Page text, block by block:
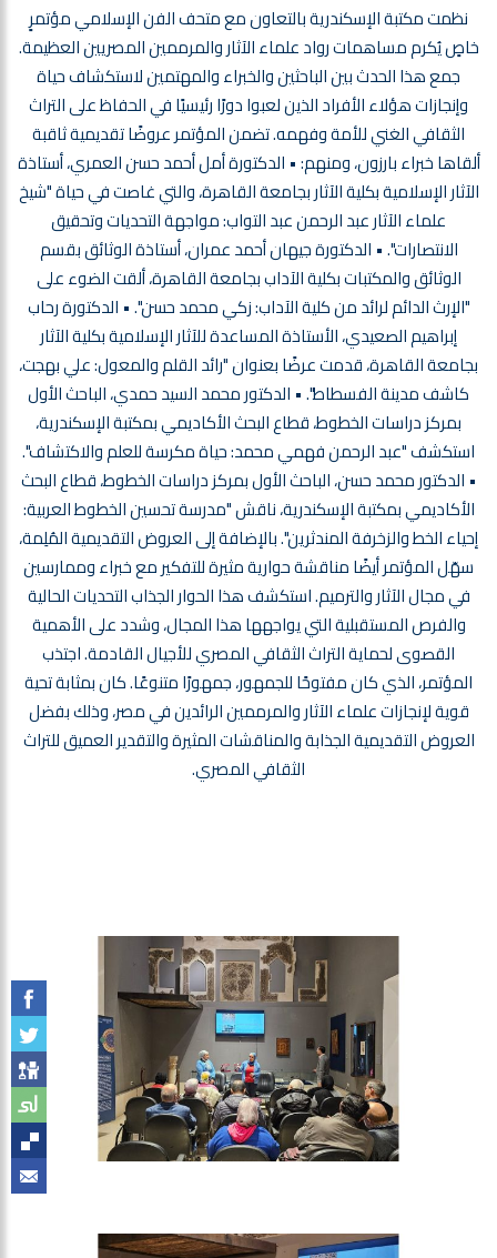
نظمت مكتبة الإسكندرية بالتعاون مع متحف الفن الإسلامي مؤتمرٍ
خاصٍ يُكرم مساهمات رواد علماء الآثار والمرممين المصريين العظيمة.
جمع هذا الحدث بين الباحثين والخبراء والمهتمين لاستكشاف حياة
وإنجازات هؤلاء الأفراد الذين لعبوا دورًا رئيسيًا في الحفاظ على التراث
الثقافي الغني للأمة وفهمه. تضمن المؤتمر عروضًا تقديمية ثاقبة
ألقاها خبراء بارزون، ومنهم: • الدكتورة أمل أحمد حسن العمري، أستاذة
الآثار الإسلامية بكلية الآثار بجامعة القاهرة، والتي غاصت في حياة "شيخ
علماء الآثار عبد الرحمن عبد التواب: مواجهة التحديات وتحقيق
الانتصارات". • الدكتورة جيهان أحمد عمران، أستاذة الوثائق بقسم
الوثائق والمكتبات بكلية الآداب بجامعة القاهرة، ألقت الضوء على
"الإرث الدائم لرائد من كلية الآداب: زكي محمد حسن". • الدكتورة رحاب
إبراهيم الصعيدي، الأستاذة المساعدة للآثار الإسلامية بكلية الآثار
بجامعة القاهرة، قدمت عرضًا بعنوان "رائد القلم والمعول: علي بهجت،
كاشف مدينة الفسطاط". • الدكتور محمد السيد حمدي، الباحث الأول
بمركز دراسات الخطوط، قطاع البحث الأكاديمي بمكتبة الإسكندرية،
استكشف "عبد الرحمن فهمي محمد: حياة مكرسة للعلم والاكتشاف".
• الدكتور محمد حسن، الباحث الأول بمركز دراسات الخطوط، قطاع البحث
الأكاديمي بمكتبة الإسكندرية، ناقش "مدرسة تحسين الخطوط العربية:
إحياء الخط والزخرفة المندثرين". بالإضافة إلى العروض التقديمية المُلِمة،
سهّل المؤتمر أيضًا مناقشة حوارية مثيرة للتفكير مع خبراء وممارسين
في مجال الآثار والترميم. استكشف هذا الحوار الجذاب التحديات الحالية
والفرص المستقبلية التي يواجهها هذا المجال، وشدد على الأهمية
القصوى لحماية التراث الثقافي المصري للأجيال القادمة. اجتذب
المؤتمر، الذي كان مفتوحًا للجمهور، جمهورًا متنوعًا. كان بمثابة تحية
قوية لإنجازات علماء الآثار والمرممين الرائدين في مصر، وذلك بفضل
العروض التقديمية الجذابة والمناقشات المثيرة والتقدير العميق للتراث
الثقافي المصري.